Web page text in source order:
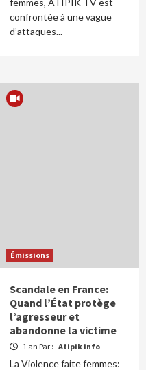
confrontée à une vague
d’attaques...
Émissions
Scandale en France:
Quand l’État protège
l’agresseur et
abandonne la victime
1 an Par : Atipik info
La Violence faite femmes: